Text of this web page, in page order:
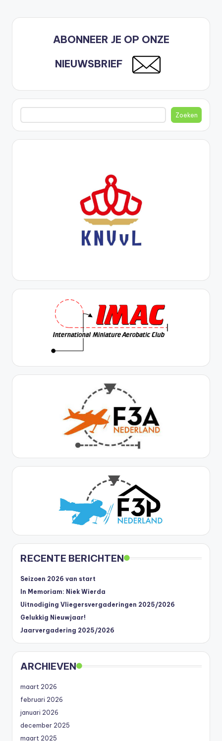
ABONNEER JE OP ONZE
NIEUWSBRIEF
Zoeken
Zoeken
RECENTE BERICHTEN
Seizoen 2026 van start
In Memoriam: Niek Wierda
Uitnodiging Vliegersvergaderingen 2025/2026
Gelukkig Nieuwjaar!
Jaarvergadering 2025/2026
ARCHIEVEN
maart 2026
februari 2026
januari 2026
december 2025
maart 2025